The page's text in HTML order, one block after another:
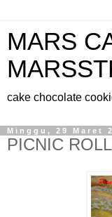
MARS
cake chocolate
Minggu, 29 Maret
PICNIC ROLL